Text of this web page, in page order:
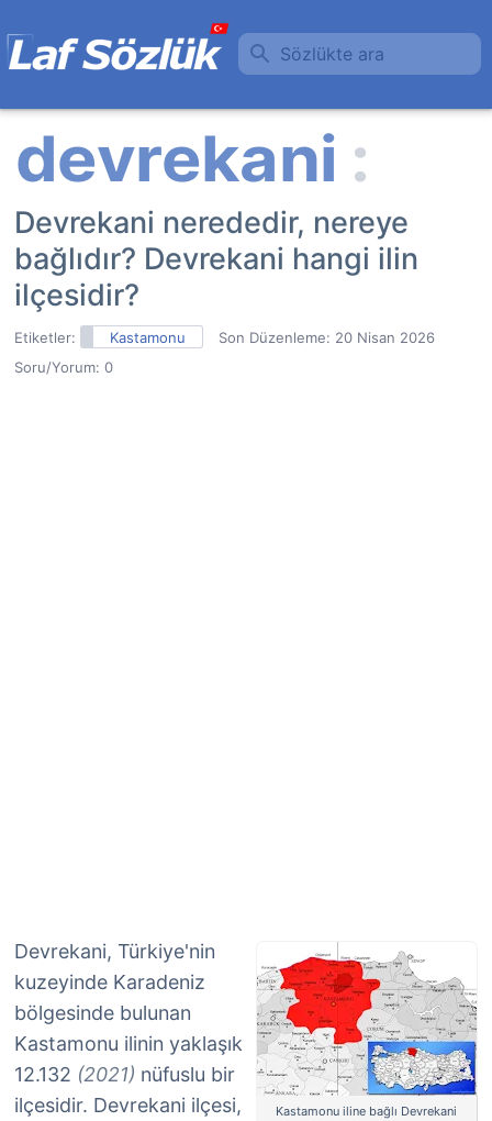
Sözlükte ara
Devrekani nerededir, nereye
bağlıdır? Devrekani hangi ilin
ilçesidir?
Etiketler: Kastamonu Son Düzenleme: 20 Nisan 2026
Soru/Yorum: 0
Kastamonu iline bağlı Devrekani
Devrekani, Türkiye'nin
kuzeyinde Karadeniz
bölgesinde bulunan
Kastamonu ilinin yaklaşık
12.132 (2021) nüfuslu bir
ilçesidir. Devrekani ilçesi,